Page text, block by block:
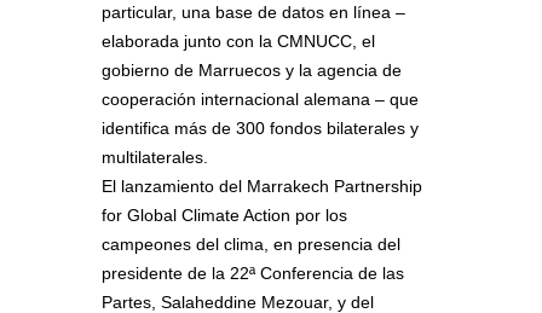
particular, una base de datos en línea –
elaborada junto con la CMNUCC, el
gobierno de Marruecos y la agencia de
cooperación internacional alemana – que
identifica más de 300 fondos bilaterales y
multilaterales.
El lanzamiento del Marrakech Partnership
for Global Climate Action por los
campeones del clima, en presencia del
presidente de la 22ª Conferencia de las
Partes, Salaheddine Mezouar, y del